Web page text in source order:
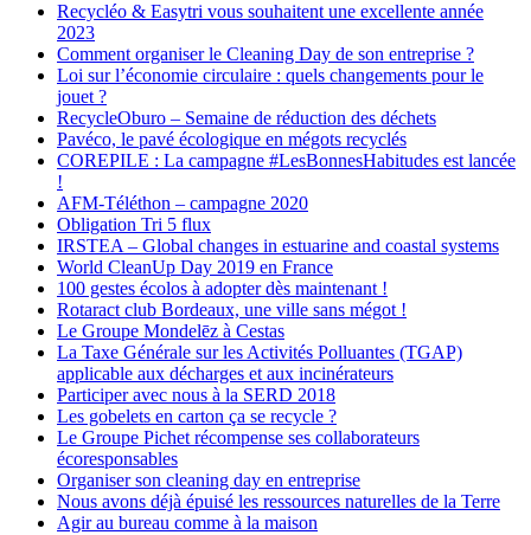
Recycléo & Easytri vous souhaitent une excellente année
2023
Comment organiser le Cleaning Day de son entreprise ?
Loi sur l’économie circulaire : quels changements pour le
jouet ?
RecycleOburo – Semaine de réduction des déchets
Pavéco, le pavé écologique en mégots recyclés
COREPILE : La campagne #LesBonnesHabitudes est lancée
!
AFM-Téléthon – campagne 2020
Obligation Tri 5 flux
IRSTEA – Global changes in estuarine and coastal systems
World CleanUp Day 2019 en France
100 gestes écolos à adopter dès maintenant !
Rotaract club Bordeaux, une ville sans mégot !
Le Groupe Mondelēz à Cestas
La Taxe Générale sur les Activités Polluantes (TGAP)
applicable aux décharges et aux incinérateurs
Participer avec nous à la SERD 2018
Les gobelets en carton ça se recycle ?
Le Groupe Pichet récompense ses collaborateurs
écoresponsables
Organiser son cleaning day en entreprise
Nous avons déjà épuisé les ressources naturelles de la Terre
Agir au bureau comme à la maison